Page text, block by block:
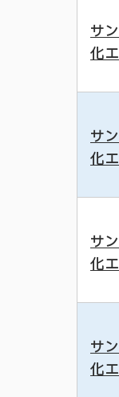
サ
化
サ
化
サ
化
サ
化